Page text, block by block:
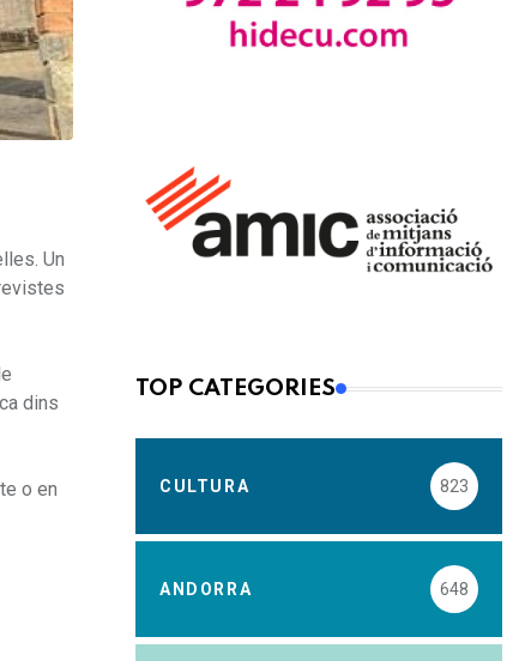
Un
dins
o en
TOP CATEGORIES
CULTURA 823
ANDORRA 648